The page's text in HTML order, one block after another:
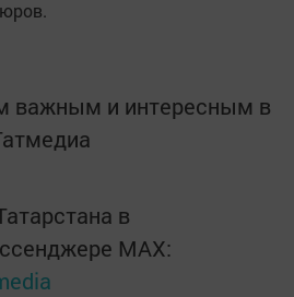
важным и интересным в
в
MАХ: